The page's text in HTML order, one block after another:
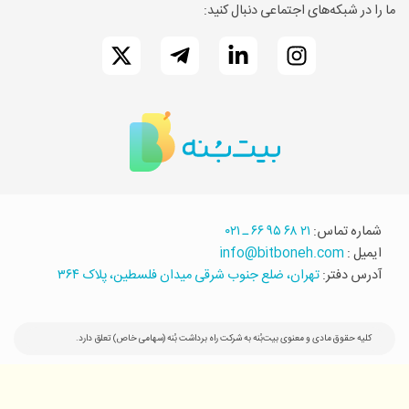
ما را در شبکه‌های اجتماعی دنبال کنید:
شماره تماس:۲۱ ۶۸ ۹۵ ۶۶ ـ ۰۲۱
ایمیل :info@bitboneh.com
آدرس دفتر:تهران، ضلع جنوب شرقی میدان فلسطین، پلاک ۳۶۴
کلیه حقوق مادی و معنوی بیت‌بُنه به شرکت راه برداشت بُنه (سهامی خاص) تعلق دارد.